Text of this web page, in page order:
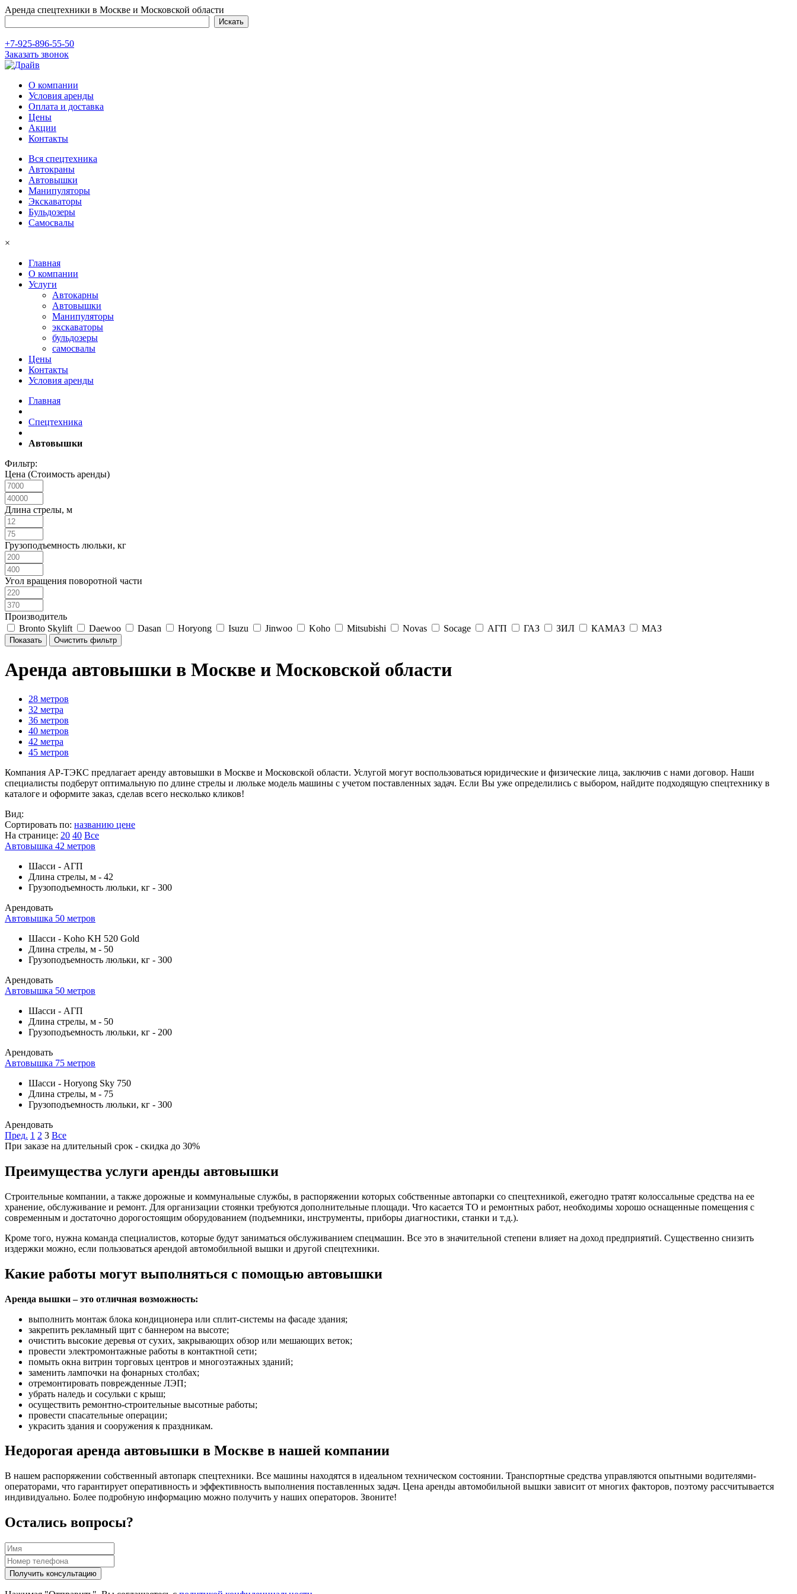
Аренда спецтехники в Москве и Московской области
+7-925-896-55-50
Заказать звонок
О компании
Условия аренды
Оплата и доставка
Цены
Акции
Контакты
Вся спецтехника
Автокраны
Автовышки
Манипуляторы
Экскаваторы
Бульдозеры
Самосвалы
×
Главная
О компании
Услуги
Автокарны
Автовышки
Манипуляторы
экскаваторы
бульдозеры
самосвалы
Цены
Контакты
Условия аренды
Главная
Спецтехника
Автовышки
Фильтр:
Цена (Стоимость аренды)
Длина стрелы, м
Грузоподъемность люльки, кг
Угол вращения поворотной части
Производитель
Bronto Skylift
Daewoo Dasan Horyong Isuzu Jinwoo Koho Mitsubishi Novas Socage АГП ГАЗ ЗИЛ КАМАЗ МАЗ
Аренда автовышки в Москве и Московской области
28 метров
32 метра
36 метров
40 метров
42 метра
45 метров
Компания АР-ТЭКС предлагает аренду автовышки в Москве и Московской области. Услугой могут воспользоваться юридические и физические лица, заключив с нами договор. Наши
специалисты подберут оптимальную по длине стрелы и люльке модель машины с учетом поставленных задач. Если Вы уже определились с выбором, найдите подходящую спецтехнику в
каталоге и оформите заказ, сделав всего несколько кликов!
Вид:
Сортировать по: названию цене
На странице: 20 40 Все
Автовышка 42 метров
Шасси - АГП
Длина стрелы, м - 42
Грузоподъемность люльки, кг - 300
Арендовать
Автовышка 50 метров
Шасси - Koho KH 520 Gold
Длина стрелы, м - 50
Грузоподъемность люльки, кг - 300
Арендовать
Автовышка 50 метров
Шасси - АГП
Длина стрелы, м - 50
Грузоподъемность люльки, кг - 200
Арендовать
Автовышка 75 метров
Шасси - Horyong Sky 750
Длина стрелы, м - 75
Грузоподъемность люльки, кг - 300
Арендовать
Пред. 1 2 3 Все
При заказе на длительный срок - скидка до 30%
Преимущества услуги аренды автовышки
Строительные компании, а также дорожные и коммунальные службы, в распоряжении которых собственные автопарки со спецтехникой, ежегодно тратят колоссальные средства на ее
хранение, обслуживание и ремонт. Для организации стоянки требуются дополнительные площади. Что касается ТО и ремонтных работ, необходимы хорошо оснащенные помещения с
современным и достаточно дорогостоящим оборудованием (подъемники, инструменты, приборы диагностики, станки и т.д.).
Кроме того, нужна команда специалистов, которые будут заниматься обслуживанием спецмашин. Все это в значительной степени влияет на доход предприятий. Существенно снизить
издержки можно, если пользоваться арендой автомобильной вышки и другой спецтехники.
Какие работы могут выполняться с помощью автовышки
Аренда вышки – это отличная возможность:
выполнить монтаж блока кондиционера или сплит-системы на фасаде здания;
закрепить рекламный щит с баннером на высоте;
очистить высокие деревья от сухих, закрывающих обзор или мешающих веток;
провести электромонтажные работы в контактной сети;
помыть окна витрин торговых центров и многоэтажных зданий;
заменить лампочки на фонарных столбах;
отремонтировать поврежденные ЛЭП;
убрать наледь и сосульки с крыш;
осуществить ремонтно-строительные высотные работы;
провести спасательные операции;
украсить здания и сооружения к праздникам.
Недорогая аренда автовышки в Москве в нашей компании
В нашем распоряжении собственный автопарк спецтехники. Все машины находятся в идеальном техническом состоянии. Транспортные средства управляются опытными водителями-
операторами, что гарантирует оперативность и эффективность выполнения поставленных задач. Цена аренды автомобильной вышки зависит от многих факторов, поэтому рассчитывается
индивидуально. Более подробную информацию можно получить у наших операторов. Звоните!
Остались вопросы?